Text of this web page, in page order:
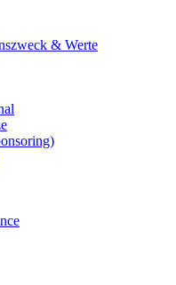
& Werte